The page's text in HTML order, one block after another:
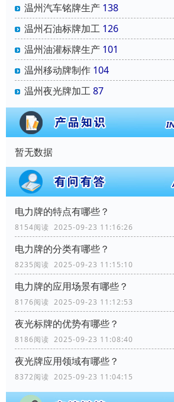
温州汽车铭牌生产 138
温州石油标牌加工 126
温州油灌标牌生产 101
温州移动牌制作 104
温州夜光牌加工87
暂无数据
电力牌的特点有哪些？
8154阅读 2025-09-23 11:16:26
电力牌的分类有哪些？
8235阅读 2025-09-23 11:15:10
电力牌的应用场景有哪些？
8176阅读 2025-09-23 11:12:53
夜光标牌的优势有哪些？
8186阅读 2025-09-23 11:08:40
夜光牌应用领域有哪些？
8372阅读 2025-09-23 11:04:15